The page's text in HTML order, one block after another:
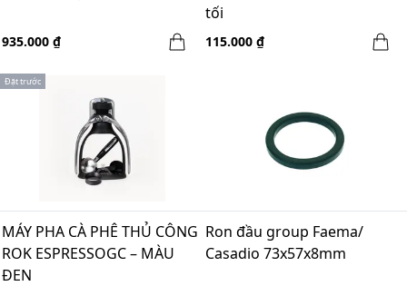
935.000 ₫
tối
115.000 ₫
Đặt trước
MÁY PHA CÀ PHÊ THỦ CÔNG
ROK ESPRESSOGC – MÀU
ĐEN
Ron đầu group Faema/
Casadio 73x57x8mm